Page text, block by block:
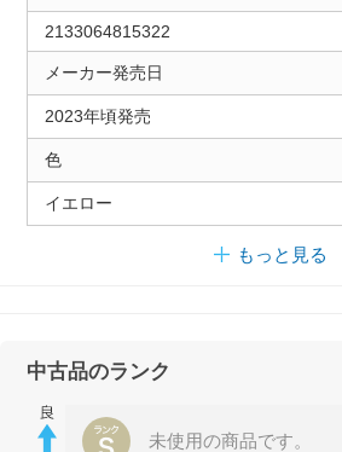
2133064815322
メーカー発売日
2023年頃発売
色
イエロー
もっと見る
中古品のランク
未使用の商品です。